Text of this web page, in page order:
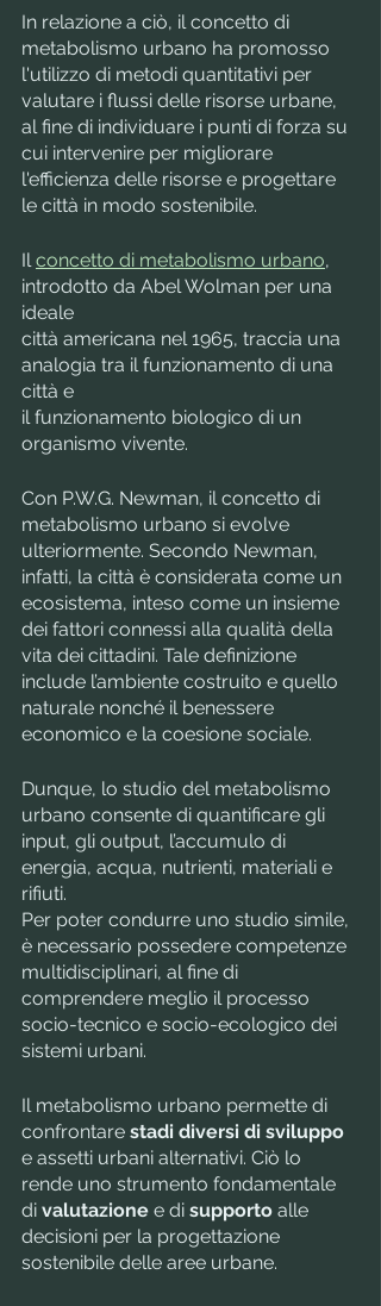
In relazione a ciò, il concetto di
metabolismo urbano ha promosso
l'utilizzo di metodi quantitativi per
valutare i flussi delle risorse urbane,
al fine di individuare i punti di forza su
cui intervenire per migliorare
l'efficienza delle risorse e progettare
le città in modo sostenibile.
Il concetto di metabolismo urbano,
introdotto da Abel Wolman per una
ideale
città americana nel 1965, traccia una
analogia tra il funzionamento di una
città e
il funzionamento biologico di un
organismo vivente.
Con P.W.G. Newman, il concetto di
metabolismo urbano si evolve
ulteriormente. Secondo Newman,
infatti, la città è considerata come un
ecosistema, inteso come un insieme
dei fattori connessi alla qualità della
vita dei cittadini. Tale definizione
include l’ambiente costruito e quello
naturale nonché il benessere
economico e la coesione sociale.
Dunque, lo studio del metabolismo
urbano consente di quantificare gli
input, gli output, l’accumulo di
energia, acqua, nutrienti, materiali e
rifiuti.
Per poter condurre uno studio simile,
è necessario possedere competenze
multidisciplinari, al fine di
comprendere meglio il processo
socio-tecnico e socio-ecologico dei
sistemi urbani.
Il metabolismo urbano permette di
confrontare stadi diversi di sviluppo
e assetti urbani alternativi. Ciò lo
rende uno strumento fondamentale
di valutazione e di supporto alle
decisioni per la progettazione
sostenibile delle aree urbane.